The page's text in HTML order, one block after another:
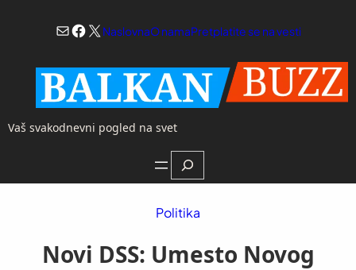
Mail
Facebook
X NaslovnaO namaPretplatite se na vesti
Vaš svakodnevni pogled na svet
Search
Politika
Novi DSS: Umesto Novog